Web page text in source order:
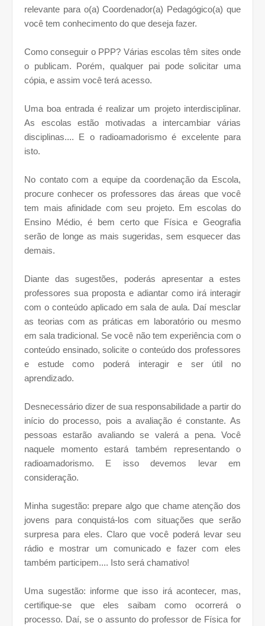
relevante para o(a) Coordenador(a) Pedagógico(a) que
você tem conhecimento do que deseja fazer.
Como conseguir o PPP? Várias escolas têm sites onde
o publicam. Porém, qualquer pai pode solicitar uma
cópia, e assim você terá acesso.
Uma boa entrada é realizar um projeto interdisciplinar.
As escolas estão motivadas a intercambiar várias
disciplinas.... E o radioamadorismo é excelente para
isto.
No contato com a equipe da coordenação da Escola,
procure conhecer os professores das áreas que você
tem mais afinidade com seu projeto. Em escolas do
Ensino Médio, é bem certo que Física e Geografia
serão de longe as mais sugeridas, sem esquecer das
demais.
Diante das sugestões, poderás apresentar a estes
professores sua proposta e adiantar como irá interagir
com o conteúdo aplicado em sala de aula. Daí mesclar
as teorias com as práticas em laboratório ou mesmo
em sala tradicional. Se você não tem experiência com o
conteúdo ensinado, solicite o conteúdo dos professores
e estude como poderá interagir e ser útil no
aprendizado.
Desnecessário dizer de sua responsabilidade a partir do
início do processo, pois a avaliação é constante. As
pessoas estarão avaliando se valerá a pena. Você
naquele momento estará também representando o
radioamadorismo. E isso devemos levar em
consideração.
Minha sugestão: prepare algo que chame atenção dos
jovens para conquistá-los com situações que serão
surpresa para eles. Claro que você poderá levar seu
rádio e mostrar um comunicado e fazer com eles
também participem.... Isto será chamativo!
Uma sugestão: informe que isso irá acontecer, mas,
certifique-se que eles saibam como ocorrerá o
processo. Daí, se o assunto do professor de Física for